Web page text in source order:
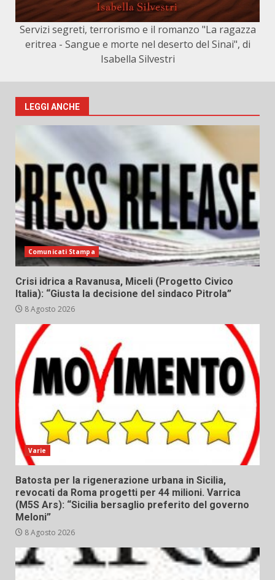
Servizi segreti, terrorismo e il romanzo "La ragazza
eritrea - Sangue e morte nel deserto del Sinai", di
Isabella Silvestri
LEGGI ANCHE
Comunicati Stampa
Crisi idrica a Ravanusa, Miceli (Progetto Civico
Italia): “Giusta la decisione del sindaco Pitrola”
8 Agosto 2026
Varie
Batosta per la rigenerazione urbana in Sicilia,
revocati da Roma progetti per 44 milioni. Varrica
(M5S Ars): “Sicilia bersaglio preferito del governo
Meloni”
8 Agosto 2026